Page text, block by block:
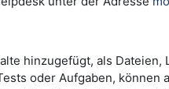
hinzugefügt, als
oder Aufgaben,